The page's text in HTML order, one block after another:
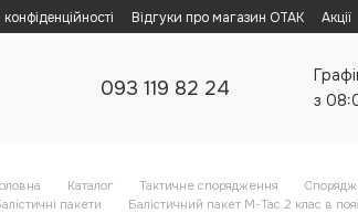
Відгуки про магазин ОТАК Акції
093 119 82 24
з
Каталог Тактичне спорядження
пакети
Балістичний пакет M-Tac 2 клас в